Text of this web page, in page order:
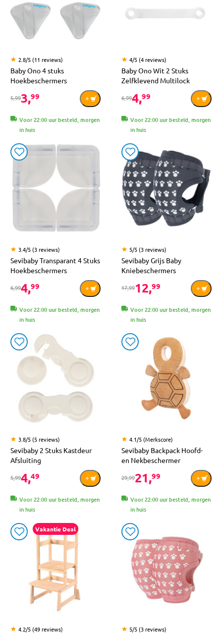
2.8/5 (11 reviews)
Baby Ono 4 stuks
Hoekbeschermers
5,993,99
Voor 22:00 uur besteld, morgen
in huis
4/5 (4 reviews)
Baby Ono Wit 2 Stuks
Zelfklevend Multilock
6,994,99
Voor 22:00 uur besteld, morgen
in huis
3.4/5 (3 reviews)
Sevibaby Transparant 4 Stuks
Hoekbeschermers
6,994,99
Voor 22:00 uur besteld, morgen
in huis
5/5 (3 reviews)
Sevibaby Grijs Baby
Kniebeschermers
17,9912,99
Voor 22:00 uur besteld, morgen
in huis
3.8/5 (5 reviews)
Sevibaby 2 Stuks Kastdeur
Afsluiting
5,994,49
Voor 22:00 uur besteld, morgen
in huis
4.1/5 (Merkscore)
Sevibaby Backpack Hoofd-
en Nekbeschermer
29,9921,99
Voor 22:00 uur besteld, morgen
in huis
Vakantie Deal
4.2/5 (49 reviews) 5/5 (3 reviews)